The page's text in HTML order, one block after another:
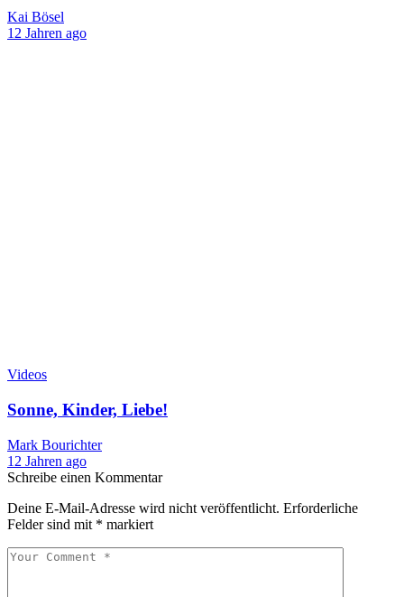
Kai Bösel
12 Jahren ago
Videos
Sonne, Kinder, Liebe!
Mark Bourichter
12 Jahren ago
Schreibe einen Kommentar
Deine E-Mail-Adresse wird nicht veröffentlicht. Erforderliche
Felder sind mit * markiert